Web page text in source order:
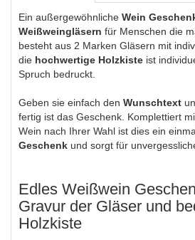
Ein außergewöhnliche Wein
Weißweingläsern für Menschen die
besteht aus 2 Marken Gläsern mit
die hochwertige Holzkiste ist
Spruch bedruckt.
Geben sie einfach den Wunschtext
fertig ist das Geschenk. Komplettiert
Wein nach Ihrer Wahl ist dies ein
Geschenk und sorgt für
Edles Weißwein
Gravur der Gläser und
Holzkiste